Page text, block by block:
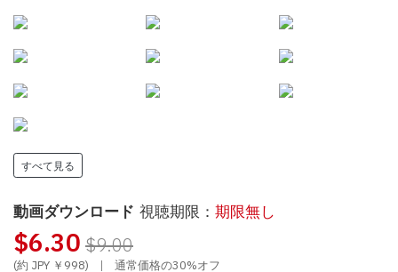
すべて見る
動画ダウンロード 視聴期限： 期限無し
$6.30 $9.00
(約 JPY ￥998) | 通常価格の30%オフ